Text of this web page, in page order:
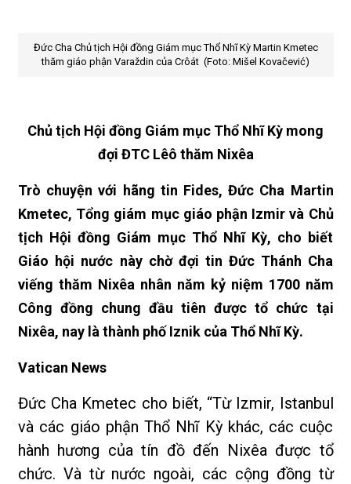
Đức Cha Chủ tịch Hội đồng Giám mục Thổ Nhĩ Kỳ Martin Kmetec
thăm giáo phận Varaždin của Crôát (Foto: Mišel Kovačević)
Chủ tịch Hội đồng Giám mục Thổ Nhĩ Kỳ mong
đợi ĐTC Lêô thăm Nixêa
Trò chuyện với hãng tin Fides, Đức Cha Martin
Kmetec, Tổng giám mục giáo phận Izmir và Chủ
tịch Hội đồng Giám mục Thổ Nhĩ Kỳ, cho biết
Giáo hội nước này chờ đợi tin Đức Thánh Cha
viếng thăm Nixêa nhân năm kỷ niệm 1700 năm
Công đồng chung đầu tiên được tổ chức tại
Nixêa, nay là thành phố Iznik của Thổ Nhĩ Kỳ.
Vatican News
Đức Cha Kmetec cho biết, “Từ Izmir, Istanbul
và các giáo phận Thổ Nhĩ Kỳ khác, các cuộc
hành hương của tín đồ đến Nixêa được tổ
chức. Và từ nước ngoài, các cộng đồng từ